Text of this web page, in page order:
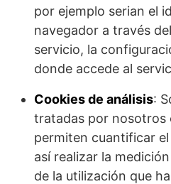
por ejemplo serian el
navegador a través
servicio, la
donde accede al
Cookies de análisis:
tratadas por nosotros
permiten cuantificar
así realizar la
de la utilización que